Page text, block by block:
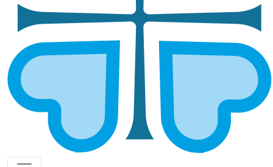
И ТЕХНОЛОГИИ
ГЛАВНАЯ
ВОЕННО-ПАТРИОТИЧЕСКОЕ ВОСПИТАНИЕ МОЛОДЕЖИ В
ОТРАДНЕНСКОЙ ЕПАРХИИ: СПОРТ И ТЕХНОЛОГИИ